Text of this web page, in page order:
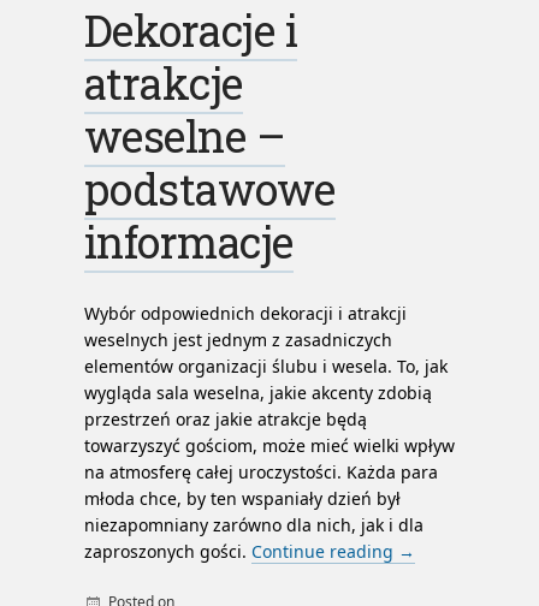
Dekoracje i
atrakcje
weselne –
podstawowe
informacje
Wybór odpowiednich dekoracji i atrakcji
weselnych jest jednym z zasadniczych
elementów organizacji ślubu i wesela. To, jak
wygląda sala weselna, jakie akcenty zdobią
przestrzeń oraz jakie atrakcje będą
towarzyszyć gościom, może mieć wielki wpływ
na atmosferę całej uroczystości. Każda para
młoda chce, by ten wspaniały dzień był
niezapomniany zarówno dla nich, jak i dla
zaproszonych gości. Continue reading →
Posted on